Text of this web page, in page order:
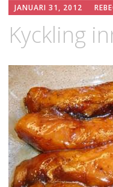
till
innehåll
JANUARI 31, 2012
Kyckling